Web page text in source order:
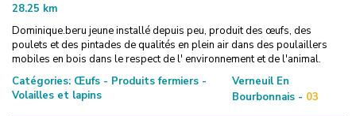
28.25 km
Dominique.beru jeune installé depuis peu, produit des œufs, des
poulets et des pintades de qualités en plein air dans des poulaillers
mobiles en bois dans le respect de l' environnement et de l'animal.
Catégories: Œufs - Produits fermiers -
Volailles et lapins
Verneuil En
Bourbonnais - 03